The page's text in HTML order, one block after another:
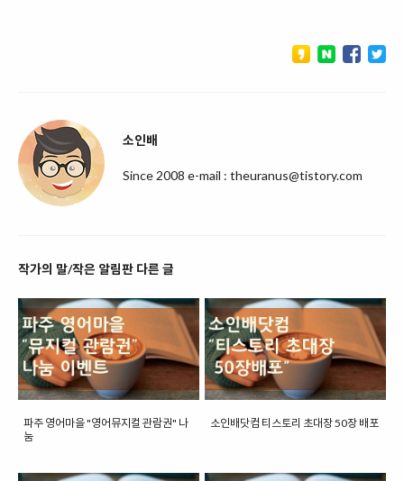
소인배
Since 2008 e-mail : theuranus@tistory.com
작가의 말/작은 알림판 다른 글
파주 영어마을 "영어뮤지컬 관람권" 나
눔
소인배닷컴 티스토리 초대장 50장 배포